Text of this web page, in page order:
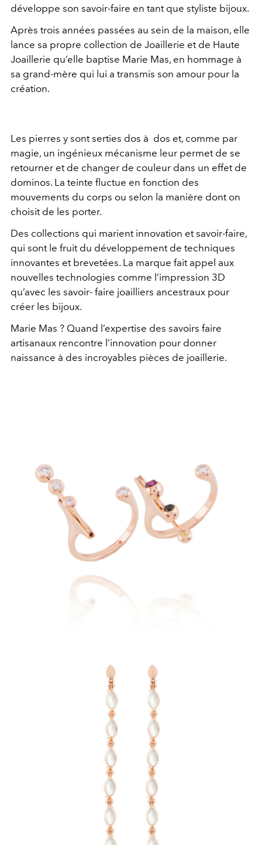
développe son savoir-faire en tant que styliste bijoux.
Après trois années passées au sein de la maison, elle
lance sa propre collection de Joaillerie et de Haute
Joaillerie qu’elle baptise Marie Mas, en hommage à
sa grand-mère qui lui a transmis son amour pour la
création.
Les pierres y sont serties dos à dos et, comme par
magie, un ingénieux mécanisme leur permet de se
retourner et de changer de couleur dans un effet de
dominos. La teinte fluctue en fonction des
mouvements du corps ou selon la manière dont on
choisit de les porter.
Des collections qui marient innovation et savoir-faire,
qui sont le fruit du développement de techniques
innovantes et brevetées. La marque fait appel aux
nouvelles technologies comme l’impression 3D
qu’avec les savoir- faire joailliers ancestraux pour
créer les bijoux.
Marie Mas ? Quand l’expertise des savoirs faire
artisanaux rencontre l’innovation pour donner
naissance à des incroyables pièces de joaillerie.